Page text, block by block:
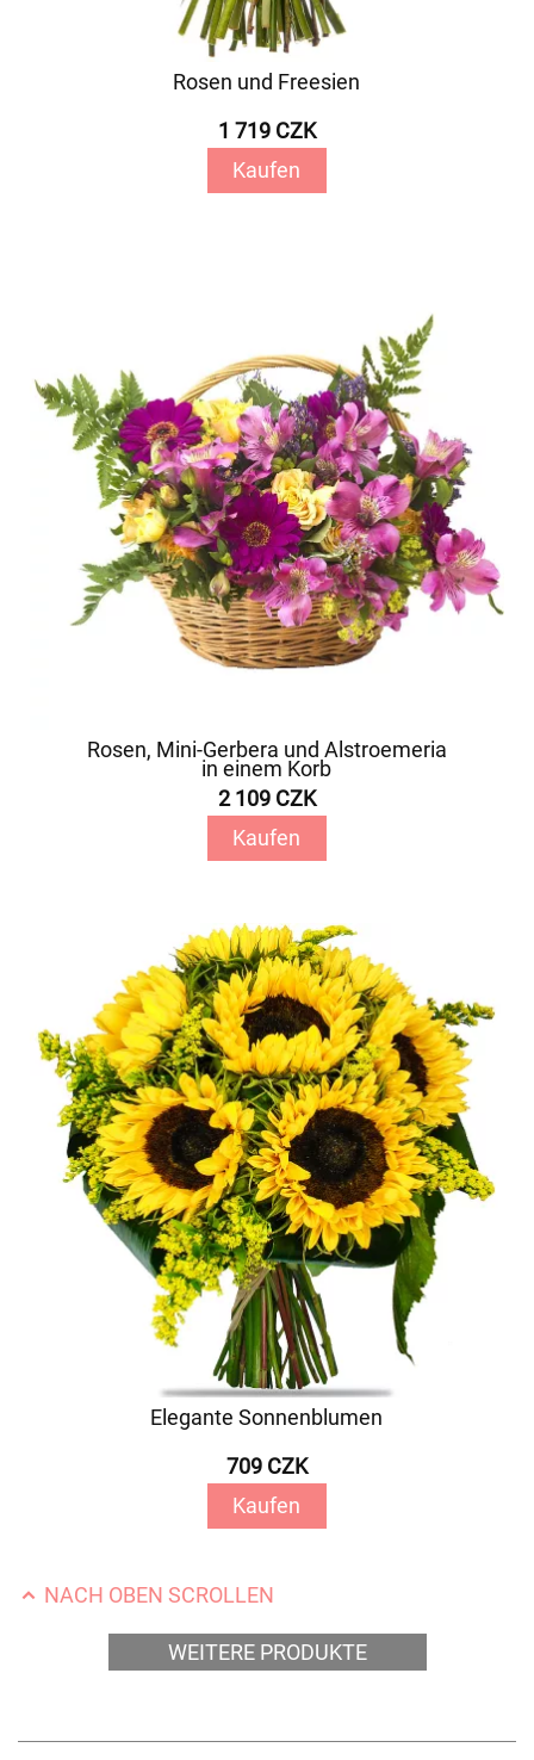
Rosen und Freesien
1 719 CZK
Kaufen
Rosen, Mini-Gerbera und Alstroemeria
in einem Korb
2 109 CZK
Kaufen
Elegante Sonnenblumen
709 CZK
Kaufen
NACH OBEN SCROLLEN
WEITERE PRODUKTE